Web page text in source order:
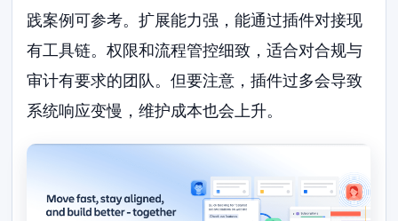
践案例可参考。扩展能力强，能通过插件对接现
有工具链。权限和流程管控细致，适合对合规与
审计有要求的团队。但要注意，插件过多会导致
系统响应变慢，维护成本也会上升。